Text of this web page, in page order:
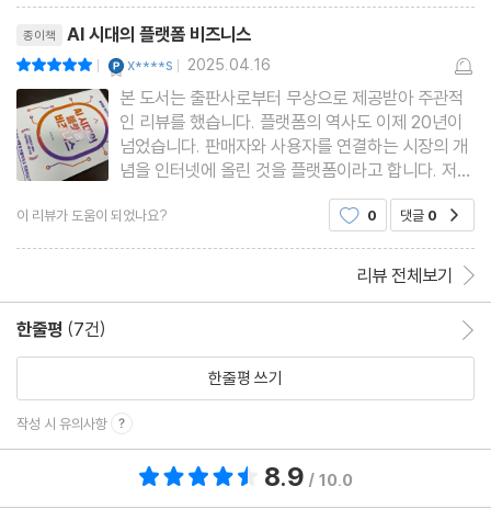
제7장 플랫폼은 혁명이 아니라 진화다
아메리칸 익스프레스의 진화
아마존의 진화
이베이의 수평적 확장
카카오, 금융업에 진출하다
제8장 단면 기업의 플랫폼 전환
플랫폼 비즈니스를 꿈꾼다면 알아야 하는 것들
제조업의 플랫폼 전환
완성차 업체의 플랫폼 진화
합 플랫폼 네이버(Naver),
종이책 AI 시대의 플랫폼 비즈니스
| x****s | 2025.04.16
본 도서는 출판사로부터 무상으로 제공받아 주관적
인 리뷰를 했습니다. 플랫폼의 역사도 이제 20년이
넘었습니다. 판매자와 사용자를 연결하는 시장의 개
념을 인터넷에 올린 것을 플랫폼이라고 합니다. 저자
는 이를 간편함을 증대시킨 것이지 혁신이라고 하지
않습니다. 혁신은 AI를 도입하는 시점부터라고 합니
이 리뷰가 도움이 되었나요? 0 댓글 0
리뷰 전체보기
한줄평 (7건)
한줄평 쓰기
작성 시 유의사항
8.9 / 10.0